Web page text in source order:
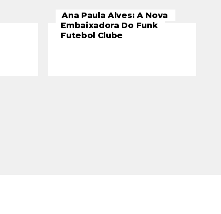
Ana Paula Alves: A Nova
Embaixadora Do Funk
Futebol Clube